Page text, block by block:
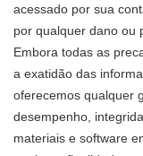
acessado por sua
por qualquer dano ou
Embora todas as
a exatidão das
oferecemos qualquer
desempenho,
materiais e software